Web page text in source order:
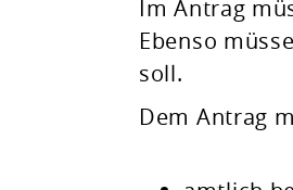
Im Antrag
Ebenso
soll.
Dem Antrag